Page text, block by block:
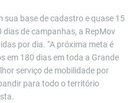
sua base de cadastro e quase 15
dias de campanhas, a RepMov
por dia. “A próxima meta é
em 180 dias em toda a Grande
serviço de mobilidade por
para todo o território